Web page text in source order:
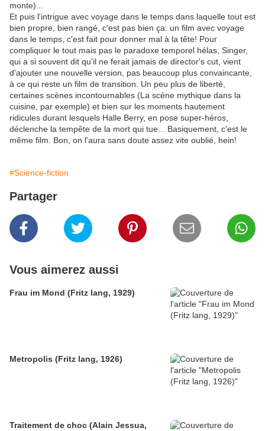
monte)...
Et puis l'intrigue avec voyage dans le temps dans laquelle tout est
bien propre, bien rangé, c'est pas bien ça: un film avec voyage
dans le temps, c'est fait pour donner mal à la tête! Pour
compliquer le tout mais pas le paradoxe temporel hélas, Singer,
qui a si souvent dit qu'il ne ferait jamais de director's cut, vient
d'ajouter une nouvelle version, pas beaucoup plus convaincante,
à ce qui reste un film de transition. Un peu plus de liberté,
certaines scènes incontournables (La scène mythique dans la
cuisine, par exemple) et bien sur les moments hautement
ridicules durant lesquels Halle Berry, en pose super-héros,
déclenche la tempête de la mort qui tue... Basiquement, c'est le
même film. Bon, on l'aura sans doute assez vite oublié, hein!
#Science-fiction
Partager
Vous aimerez aussi
Frau im Mond (Fritz lang, 1929)
Metropolis (Fritz lang, 1926)
Traitement de choc (Alain Jessua,